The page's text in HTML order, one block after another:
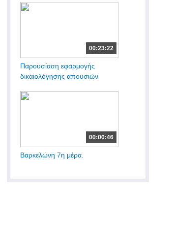
00:23:22
Παρουσίαση εφαρμογής
δικαιολόγησης απουσιών
00:00:46
Βαρκελώνη 7η μέρα.